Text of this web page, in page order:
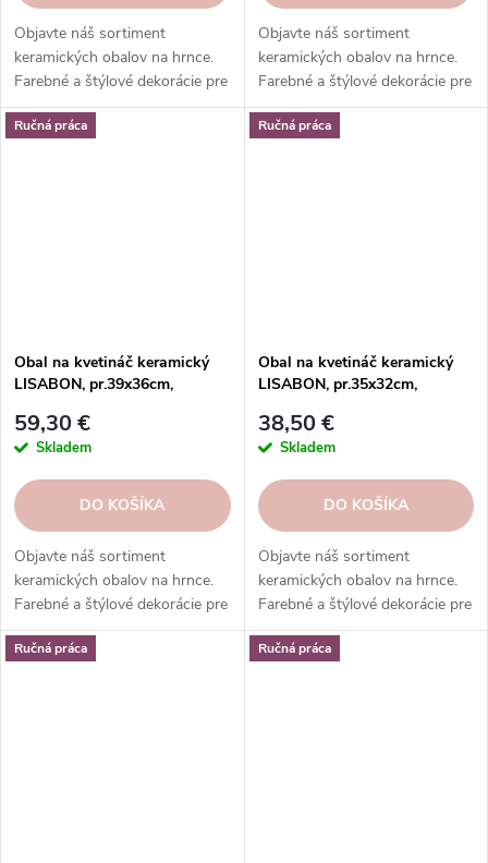
Objavte náš sortiment
keramických obalov na hrnce.
Farebné a štýlové dekorácie pre
vaše rastliny. Objednajte si ešte
dnes.
Objavte náš sortiment
keramických obalov na hrnce.
Farebné a štýlové dekorácie pre
vaše rastliny. Objednajte si ešte
dnes.
Ručná práca
Obal na kvetináč keramický
LISABON, pr.39x36cm,
59,30 €
Skladem
DO KOŠÍKA
Objavte náš sortiment
keramických obalov na hrnce.
Farebné a štýlové dekorácie pre
vaše rastliny. Objednajte si ešte
dnes.
Ručná práca
Obal na kvetináč keramický
LISABON, pr.35x32cm,
38,50 €
Skladem
DO KOŠÍKA
Objavte náš sortiment
keramických obalov na hrnce.
Farebné a štýlové dekorácie pre
vaše rastliny. Objednajte si ešte
dnes.
Ručná práca Ručná práca